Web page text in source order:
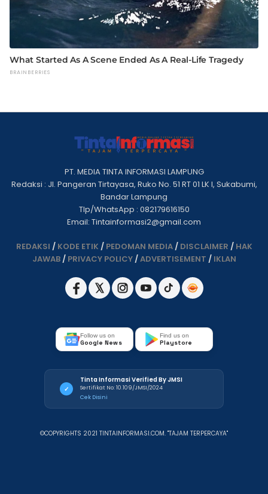
PT. MEDIA TINTA INFORMASI LAMPUNG
Redaksi : Jl. Pangeran Tirtayasa, Ruko No. 51 RT 01 LK I, Sukabumi,
Bandar Lampung
Tlp/WhatsApp : 082179616150
Email: Tintainformasi2@gmail.com
REDAKSI / KODE ETIK / PEDOMAN MEDIA/ DISCLAIMER / HAK
JAWAB/ PRIVACY POLICY/ADVERTISEMENT / IKLAN
Follow us on
Google News
Find us on
Playstore
✓
Tinta Informasi Verified By JMSI
Sertifikat No: 10.109/JMSI/2024
Cek Disini
©COPYRIGHTS 2021 TINTAINFORMASI.COM. "TAJAM TERPERCAYA"